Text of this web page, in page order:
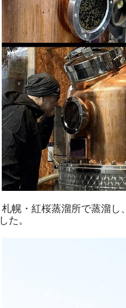
札幌・紅桜蒸溜所で蒸溜し
した。